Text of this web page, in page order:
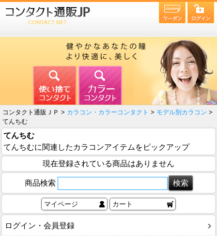
コンタクト通販ＪＰ > カラコン・カラーコンタクト > モデル別カラコン >
てんちむ
てんちむ
てんちむに関連したカラコンアイテムをピックアップ
現在登録されている商品はありません
商品検索
マイページ カート
ログイン・会員登録